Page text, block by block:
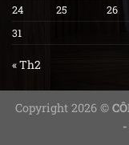
24
25 26
31
« Th2
Copyright 2026 ©